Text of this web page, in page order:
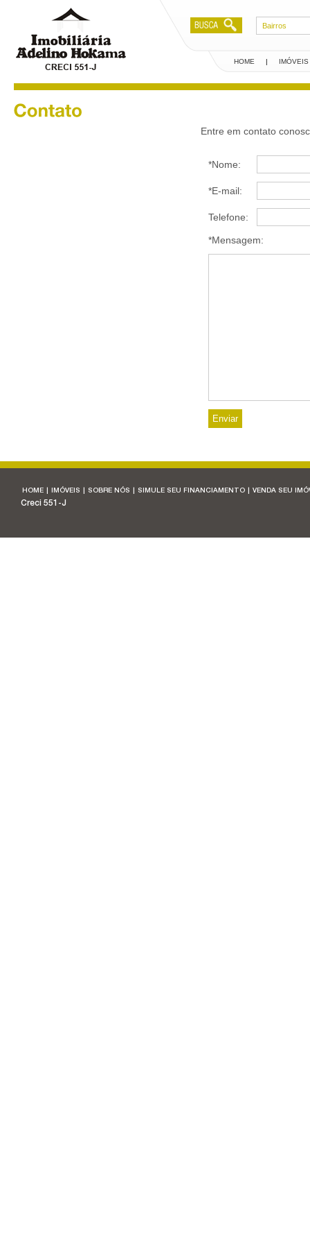
Bairros
HOME | IMÓVEIS
Entre em contato
*Nome:
*E-mail:
Telefone:
*Mensagem:
HOME IMÓVEIS SOBRE NÓS SIMULE SEU FINANCIAMENTO VENDA SEU
Creci 551-J